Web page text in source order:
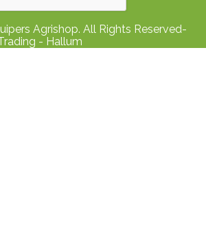
Agrishop. All Rights Reserved-
- Hallum